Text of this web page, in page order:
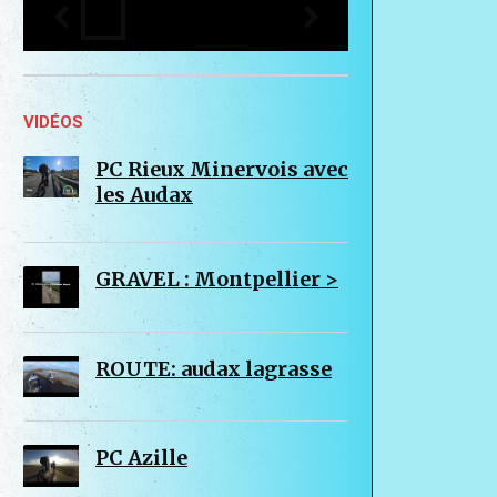
VIDÉOS
PC Rieux Minervois avec
les Audax
GRAVEL : Montpellier >
ROUTE: audax lagrasse
PC Azille